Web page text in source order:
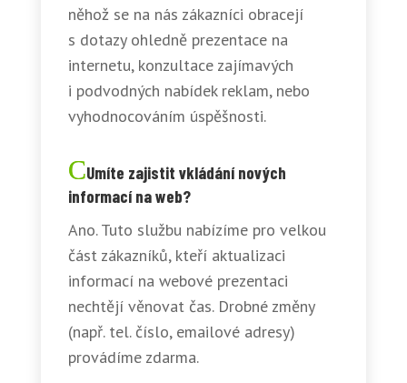
něhož se na nás zákazníci obracejí
s dotazy ohledně prezentace na
internetu, konzultace zajímavých
i podvodných nabídek reklam, nebo
vyhodnocováním úspěšnosti.
Umíte zajistit vkládání nových
informací na web?
Ano. Tuto službu nabízíme pro velkou
část zákazníků, kteří aktualizaci
informací na webové prezentaci
nechtějí věnovat čas. Drobné změny
(např. tel. číslo, emailové adresy)
provádíme zdarma.